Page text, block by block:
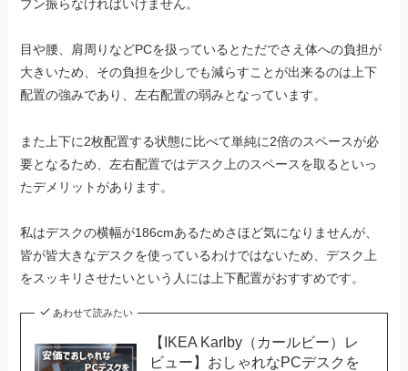
ブン振らなければいけません。
目や腰、肩周りなどPCを扱っているとただでさえ体への負担が
大きいため、その負担を少しでも減らすことが出来るのは上下
配置の強みであり、左右配置の弱みとなっています。
また上下に2枚配置する状態に比べて単純に2倍のスペースが必
要となるため、左右配置ではデスク上のスペースを取るといっ
たデメリットがあります。
私はデスクの横幅が186cmあるためさほど気になりませんが、
皆が皆大きなデスクを使っているわけではないため、デスク上
をスッキリさせたいという人には上下配置がおすすめです。
あわせて読みたい
【IKEA Karlby（カールビー）レ
ビュー】おしゃれなPCデスクを